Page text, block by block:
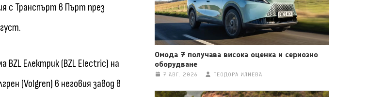
с Транспърт в Пърт през
Електрик (BZL Electric) на
(Volgren) в неговия завод в
Омода 7 получава висока оценка и сериозно
оборудване
7 АВГ. 2026 ТЕОДОРА ИЛИЕВА